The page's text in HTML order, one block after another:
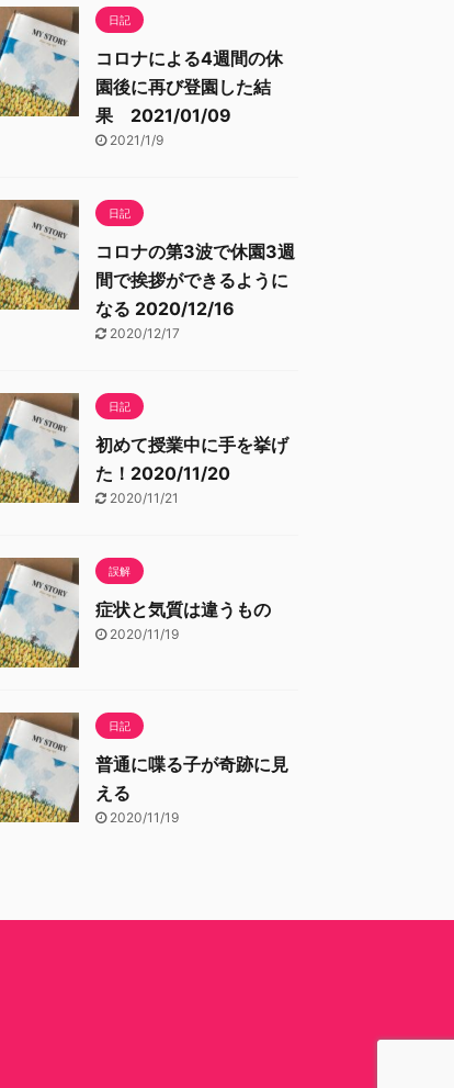
日記
コロナによる4週間の休
園後に再び登園した結
果 2021/01/09
2021/1/9
日記
コロナの第3波で休園3週
間で挨拶ができるように
なる 2020/12/16
2020/12/17
日記
初めて授業中に手を挙げ
た！2020/11/20
2020/11/21
誤解
症状と気質は違うもの
2020/11/19
日記
普通に喋る子が奇跡に見
える
2020/11/19